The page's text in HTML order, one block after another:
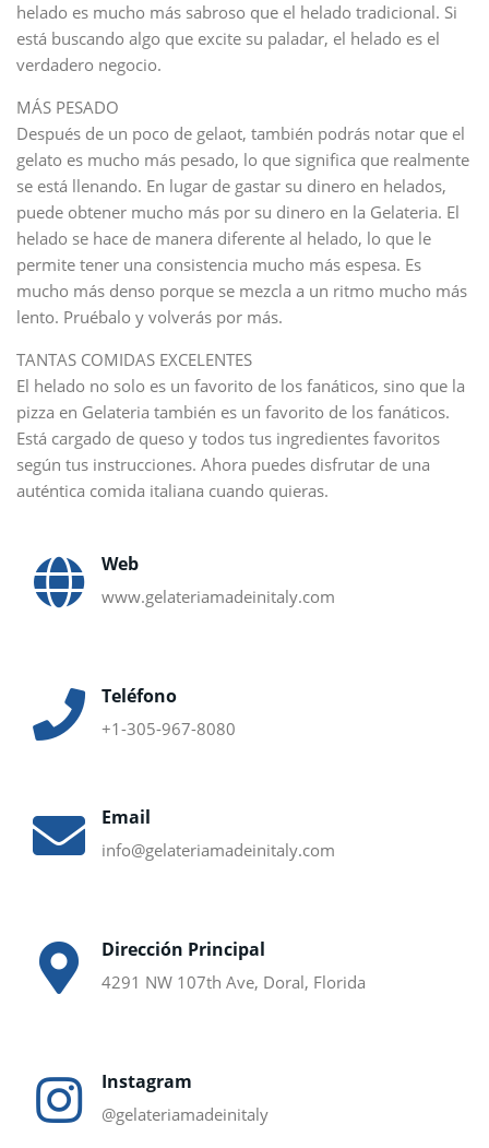
helado es mucho más sabroso que el helado tradicional. Si
está buscando algo que excite su paladar, el helado es el
verdadero negocio.
MÁS PESADO
Después de un poco de gelaot, también podrás notar que el
gelato es mucho más pesado, lo que significa que realmente
se está llenando. En lugar de gastar su dinero en helados,
puede obtener mucho más por su dinero en la Gelateria. El
helado se hace de manera diferente al helado, lo que le
permite tener una consistencia mucho más espesa. Es
mucho más denso porque se mezcla a un ritmo mucho más
lento. Pruébalo y volverás por más.
TANTAS COMIDAS EXCELENTES
El helado no solo es un favorito de los fanáticos, sino que la
pizza en Gelateria también es un favorito de los fanáticos.
Está cargado de queso y todos tus ingredientes favoritos
según tus instrucciones. Ahora puedes disfrutar de una
auténtica comida italiana cuando quieras.
Web
www.gelateriamadeinitaly.com
Teléfono
+1-305-967-8080
Email
info@gelateriamadeinitaly.com
Dirección Principal
4291 NW 107th Ave, Doral, Florida
Instagram
@gelateriamadeinitaly